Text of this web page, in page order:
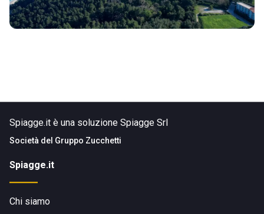
Spiagge.it è una soluzione Spiagge Srl
Società del Gruppo Zucchetti
Spiagge.it
Chi siamo